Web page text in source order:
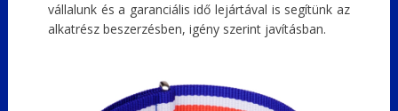
vállalunk és a garanciális idő lejártával is segítünk az
alkatrész beszerzésben, igény szerint javításban.